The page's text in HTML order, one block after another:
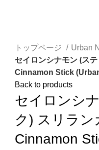
トップページ
Urban
セイロンシナモン (ス
Cinnamon Stick
Back to products
セイロンシ
ク) スリラン
Cinnamon